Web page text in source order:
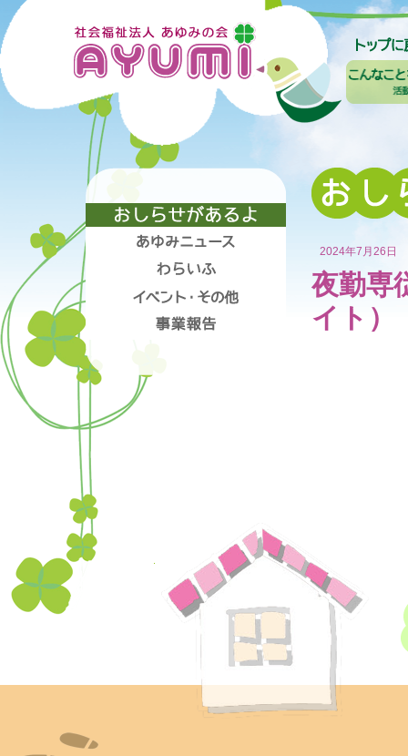
2024年7月26日
夜勤専
イト）